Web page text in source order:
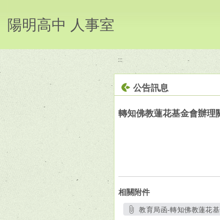
陽明高中 人事室
:::
公告訊息
轉知佛教蓮花基金會辦理
相關附件
教育局函-轉知佛教蓮花